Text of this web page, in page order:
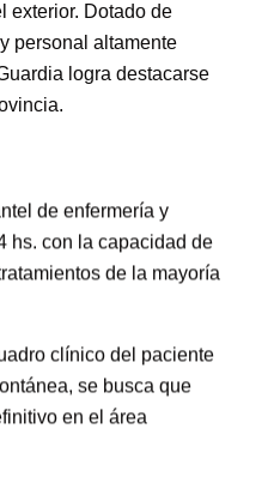
exterior. Dotado de
personal altamente
logra destacarse
de enfermería y
hs. con la capacidad de
de la mayoría
clínico del paciente
se busca que
en el área